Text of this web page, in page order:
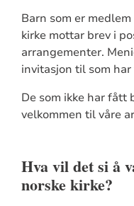
Barn som er
kirke mottar brev i
arrangementer.
invitasjon til som
De som ikke har fått
velkommen til våre
Hva vil det si å
norske kirke?